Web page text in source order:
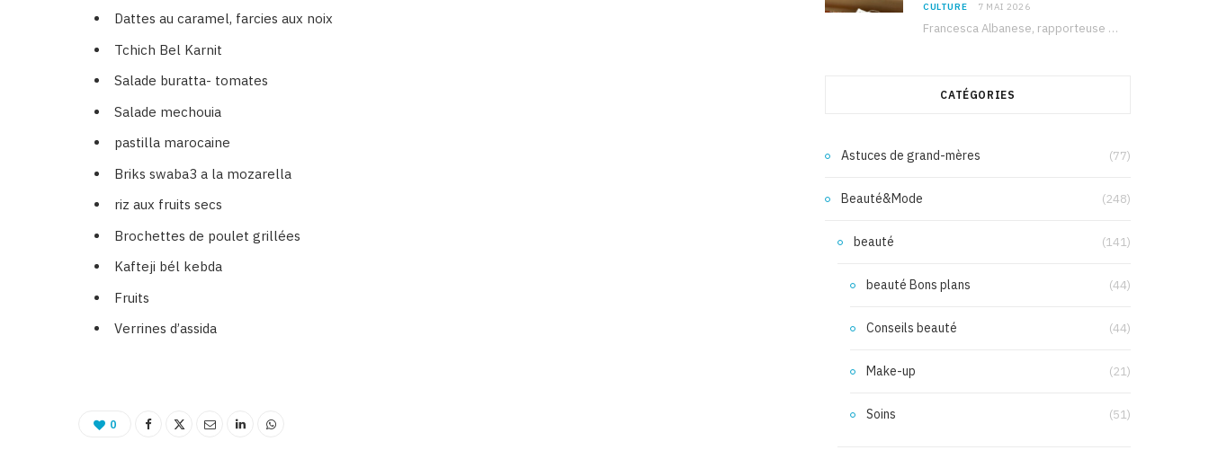
Dattes au caramel, farcies aux noix
Tchich Bel Karnit
Salade buratta- tomates
Salade mechouia
pastilla marocaine
Briks swaba3 a la mozarella
riz aux fruits secs
Brochettes de poulet grillées
Kafteji bél kebda
Fruits
Verrines d’assida
0
CULTURE 7 MAI 2026
Francesca Albanese, rapporteuse spéciale de l’ONU sur les territoires palestiniens occupés, était à Tunis pour…
CATÉGORIES
Astuces de grand-mères (77)
Beauté&Mode (248)
beauté (141)
beauté Bons plans (44)
Conseils beauté (44)
Make-up (21)
Soins (51)